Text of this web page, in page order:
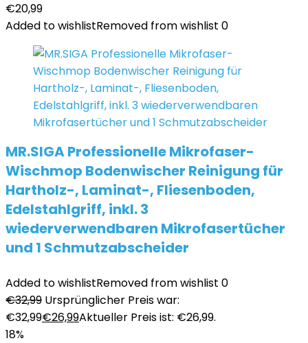
€20,99
Added to wishlistRemoved from wishlist 0
MR.SIGA Professionelle Mikrofaser-
Wischmop Bodenwischer Reinigung für
Hartholz-, Laminat-, Fliesenboden,
Edelstahlgriff, inkl. 3
wiederverwendbaren Mikrofasertücher
und 1 Schmutzabscheider
Added to wishlistRemoved from wishlist 0
€32,99 Ursprünglicher Preis war:
€32,99€26,99Aktueller Preis ist: €26,99.
18%